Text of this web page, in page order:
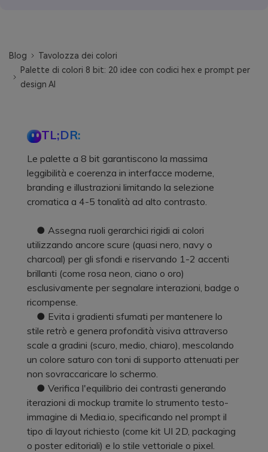
Blog
Tavolozza dei colori
Palette di colori 8 bit: 20 idee con codici hex e prompt per
design AI
TL;DR:
Le palette a 8 bit garantiscono la massima
leggibilità e coerenza in interfacce moderne,
branding e illustrazioni limitando la selezione
cromatica a 4-5 tonalità ad alto contrasto.
● Assegna ruoli gerarchici rigidi ai colori
utilizzando ancore scure (quasi nero, navy o
charcoal) per gli sfondi e riservando 1-2 accenti
brillanti (come rosa neon, ciano o oro)
esclusivamente per segnalare interazioni, badge o
ricompense.
● Evita i gradienti sfumati per mantenere lo
stile retrò e genera profondità visiva attraverso
scale a gradini (scuro, medio, chiaro), mescolando
un colore saturo con toni di supporto attenuati per
non sovraccaricare lo schermo.
● Verifica l'equilibrio dei contrasti generando
iterazioni di mockup tramite lo strumento testo-
immagine di Media.io, specificando nel prompt il
tipo di layout richiesto (come kit UI 2D, packaging
o poster editoriali) e lo stile vettoriale o pixel.